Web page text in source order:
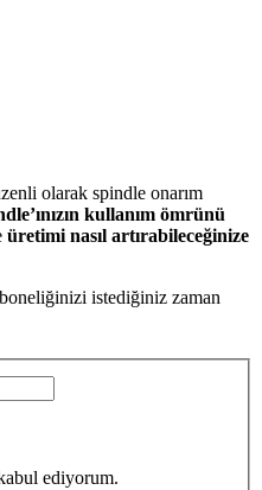
olarak spindle onarım
kullanım ömrünü
üretimi nasıl artırabileceğinize
istediğiniz zaman
ediyorum.